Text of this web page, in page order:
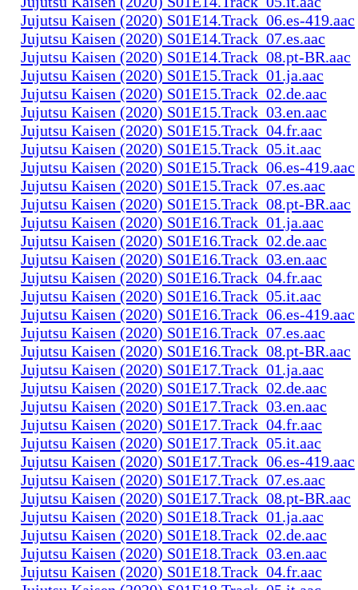
Jujutsu Kaisen (2020) S01E14.Track_06.es-419.aac
Jujutsu Kaisen (2020) S01E14.Track_07.es.aac
Jujutsu Kaisen (2020) S01E14.Track_08.pt-BR.aac
Jujutsu Kaisen (2020) S01E15.Track_01.ja.aac
Jujutsu Kaisen (2020) S01E15.Track_02.de.aac
Jujutsu Kaisen (2020) S01E15.Track_03.en.aac
Jujutsu Kaisen (2020) S01E15.Track_04.fr.aac
Jujutsu Kaisen (2020) S01E15.Track_05.it.aac
Jujutsu Kaisen (2020) S01E15.Track_06.es-419.aac
Jujutsu Kaisen (2020) S01E15.Track_07.es.aac
Jujutsu Kaisen (2020) S01E15.Track_08.pt-BR.aac
Jujutsu Kaisen (2020) S01E16.Track_01.ja.aac
Jujutsu Kaisen (2020) S01E16.Track_02.de.aac
Jujutsu Kaisen (2020) S01E16.Track_03.en.aac
Jujutsu Kaisen (2020) S01E16.Track_04.fr.aac
Jujutsu Kaisen (2020) S01E16.Track_05.it.aac
Jujutsu Kaisen (2020) S01E16.Track_06.es-419.aac
Jujutsu Kaisen (2020) S01E16.Track_07.es.aac
Jujutsu Kaisen (2020) S01E16.Track_08.pt-BR.aac
Jujutsu Kaisen (2020) S01E17.Track_01.ja.aac
Jujutsu Kaisen (2020) S01E17.Track_02.de.aac
Jujutsu Kaisen (2020) S01E17.Track_03.en.aac
Jujutsu Kaisen (2020) S01E17.Track_04.fr.aac
Jujutsu Kaisen (2020) S01E17.Track_05.it.aac
Jujutsu Kaisen (2020) S01E17.Track_06.es-419.aac
Jujutsu Kaisen (2020) S01E17.Track_07.es.aac
Jujutsu Kaisen (2020) S01E17.Track_08.pt-BR.aac
Jujutsu Kaisen (2020) S01E18.Track_01.ja.aac
Jujutsu Kaisen (2020) S01E18.Track_02.de.aac
Jujutsu Kaisen (2020) S01E18.Track_03.en.aac
Jujutsu Kaisen (2020) S01E18.Track_04.fr.aac